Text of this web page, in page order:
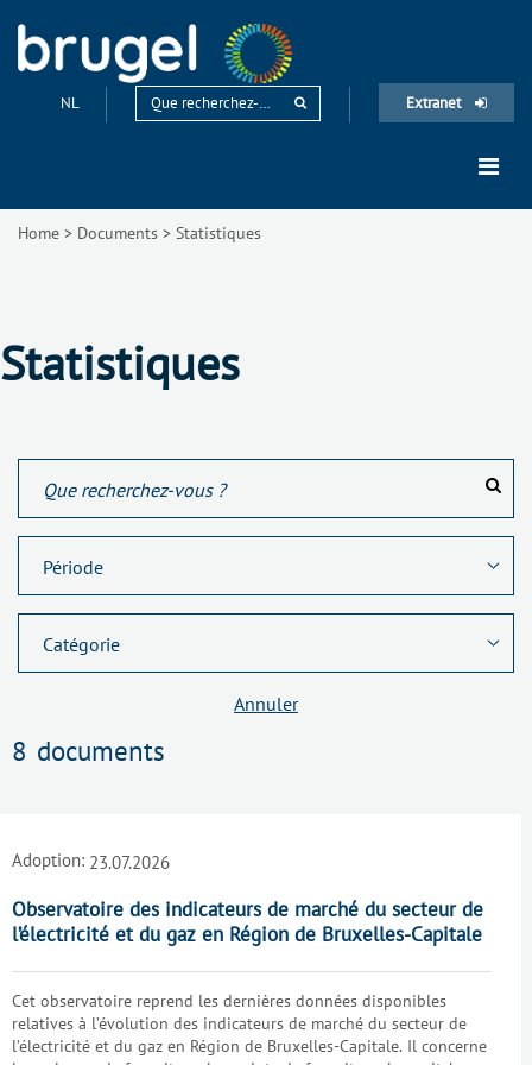
NL Extranet
Home > Documents > Statistiques
Statistiques
Annuler
8 documents
Adoption: 23.07.2026
Observatoire des indicateurs de marché du secteur de
l’électricité et du gaz en Région de Bruxelles-Capitale
Cet observatoire reprend les dernières données disponibles
relatives à l’évolution des indicateurs de marché du secteur de
l’électricité et du gaz en Région de Bruxelles-Capitale. Il concerne